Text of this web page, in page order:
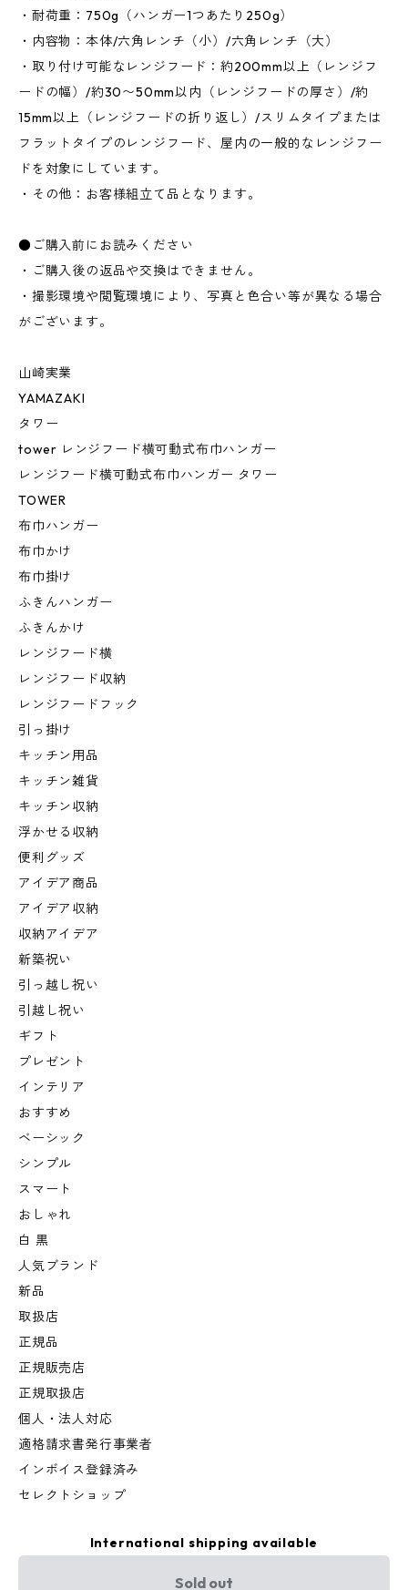
・耐荷重：750g（ハンガー1つあたり250g）
・内容物：本体/六角レンチ（小）/六角レンチ（大）
・取り付け可能なレンジフード：約200mm以上（レンジフ
ードの幅）/約30〜50mm以内（レンジフードの厚さ）/約
15mm以上（レンジフードの折り返し）/スリムタイプまたは
フラットタイプのレンジフード、屋内の一般的なレンジフー
ドを対象にしています。
・その他：お客様組立て品となります。
●ご購入前にお読みください
・ご購入後の返品や交換はできません。
・撮影環境や閲覧環境により、写真と色合い等が異なる場合
がございます。
山崎実業
YAMAZAKI
タワー
tower レンジフード横可動式布巾ハンガー
レンジフード横可動式布巾ハンガー タワー
TOWER
布巾ハンガー
布巾かけ
布巾掛け
ふきんハンガー
ふきんかけ
レンジフード横
レンジフード収納
レンジフードフック
引っ掛け
キッチン用品
キッチン雑貨
キッチン収納
浮かせる収納
便利グッズ
アイデア商品
アイデア収納
収納アイデア
新築祝い
引っ越し祝い
引越し祝い
ギフト
プレゼント
インテリア
おすすめ
ベーシック
シンプル
スマート
おしゃれ
白 黒
人気ブランド
新品
取扱店
正規品
正規販売店
正規取扱店
個人・法人対応
適格請求書発行事業者
インボイス登録済み
セレクトショップ
International shipping available
Sold out